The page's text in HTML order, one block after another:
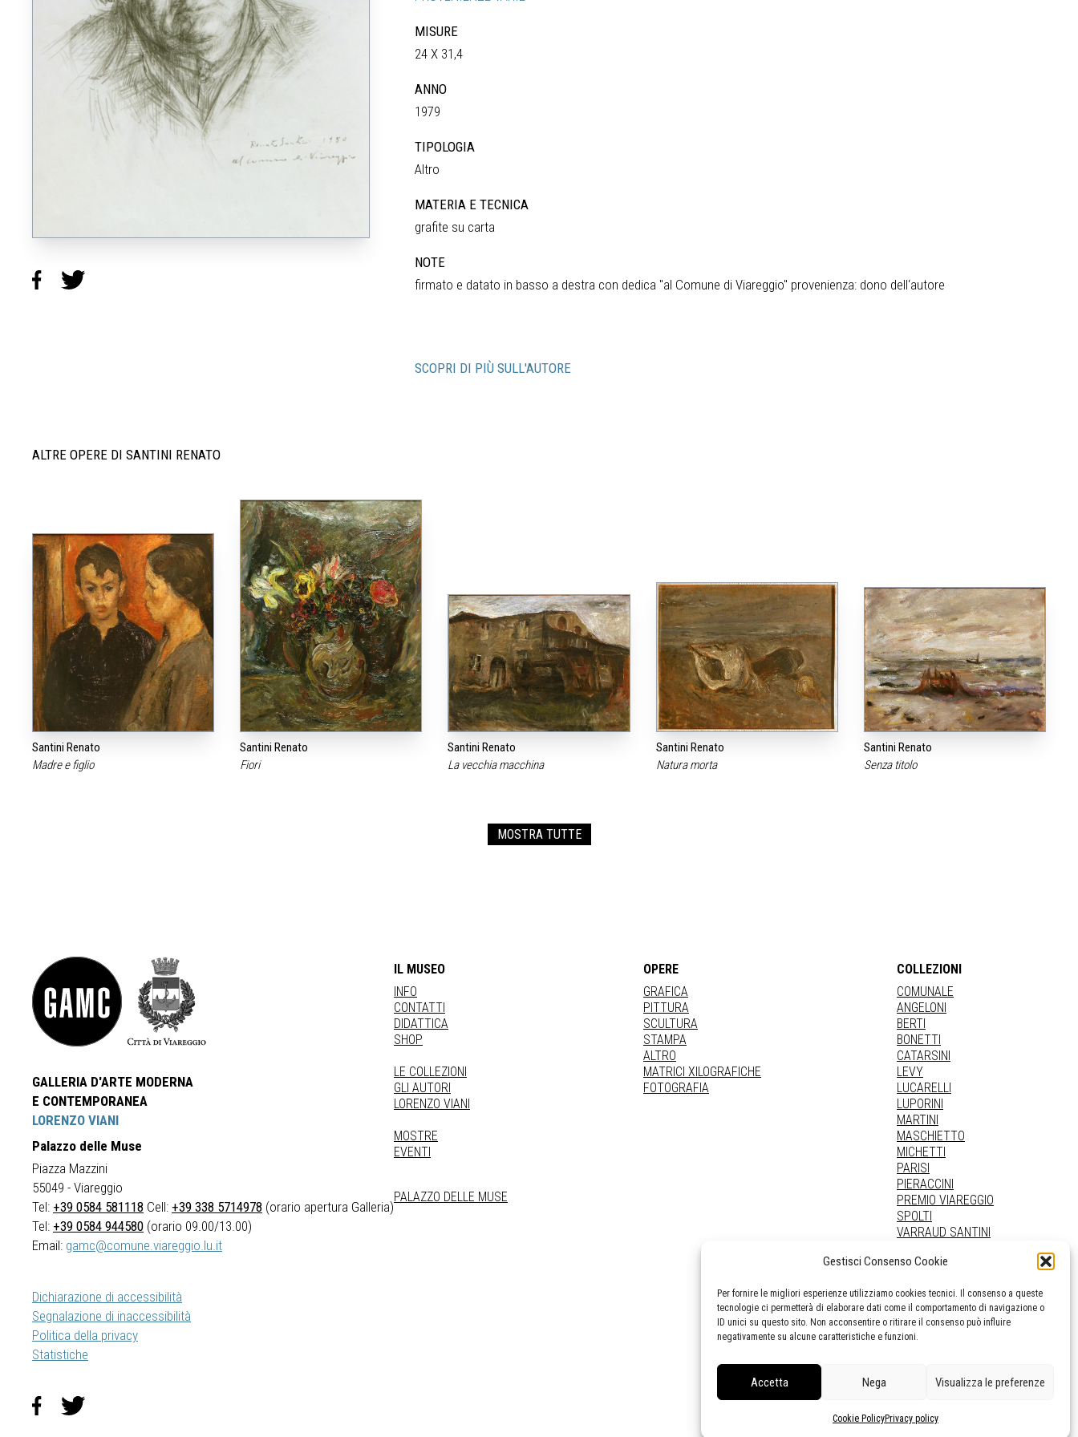
Gestisci Consenso Cookie
Per fornire le migliori esperienze utilizziamo cookies tecnici. Il consenso a queste
tecnologie ci permetterà di elaborare dati come il comportamento di navigazione o
ID unici su questo sito. Non acconsentire o ritirare il consenso può influire
negativamente su alcune caratteristiche e funzioni.
Accetta Nega Visualizza le preferenze
Cookie PolicyPrivacy policy
MISURE
24 X 31,4
ANNO
1979
TIPOLOGIA
Altro
MATERIA E TECNICA
grafite su carta
NOTE
firmato e datato in basso a destra con dedica "al Comune di Viareggio" provenienza: dono dell‘autore
SCOPRI DI PIÙ SULL'AUTORE
ALTRE OPERE DI SANTINI RENATO
Santini Renato
Madre e figlio
Santini Renato
Fiori
Santini Renato
La vecchia macchina
Santini Renato
Natura morta
Santini Renato
Senza titolo
MOSTRA TUTTE
GALLERIA D'ARTE MODERNA
E CONTEMPORANEA
LORENZO VIANI
Palazzo delle Muse
Piazza Mazzini
55049 - Viareggio
Tel: +39 0584 581118 Cell: +39 338 5714978 (orario apertura Galleria)
Tel: +39 0584 944580 (orario 09.00/13.00)
Email: gamc@comune.viareggio.lu.it
Dichiarazione di accessibilità
Segnalazione di inaccessibilità
Politica della privacy
Statistiche
IL MUSEO
INFO
CONTATTI
DIDATTICA
SHOP
LE COLLEZIONI
GLI AUTORI
LORENZO VIANI
MOSTRE
EVENTI
PALAZZO DELLE MUSE
OPERE
GRAFICA
PITTURA
SCULTURA
STAMPA
ALTRO
MATRICI XILOGRAFICHE
FOTOGRAFIA
COLLEZIONI
COMUNALE
ANGELONI
BERTI
BONETTI
CATARSINI
LEVY
LUCARELLI
LUPORINI
MARTINI
MASCHIETTO
MICHETTI
PARISI
PIERACCINI
PREMIO VIAREGGIO
SPOLTI
VARRAUD SANTINI